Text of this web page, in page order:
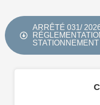
ARRÊTÉ 031/